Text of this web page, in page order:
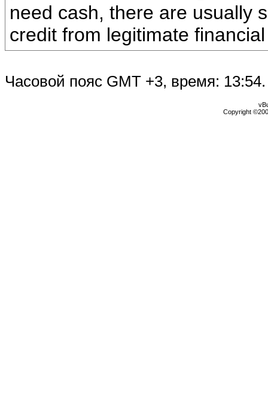
need cash, there are usually
credit from legitimate
Часовой пояс GMT +3, время: 13:54.
Copyright